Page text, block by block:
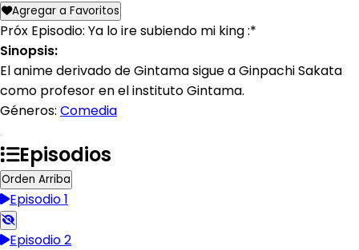
Agregar a Favoritos
Próx Episodio: Ya lo ire subiendo mi king :*
Sinopsis:
El anime derivado de Gintama sigue a Ginpachi Sakata
como profesor en el instituto Gintama.
Géneros: Comedia
Episodios
Orden Arriba
Episodio 1
Episodio 2